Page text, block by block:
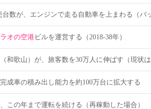
台数が、エンジンで走る自動車を上まわる（バ
オの空港ビルを運営する（2018-38年）
（和歌山）が、旅客数を30万人に伸ばす（現状は
成車の積み出し能力を約100万台に拡大する
この年まで運転を続ける（再稼動した場合）